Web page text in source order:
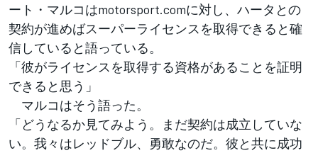
ート・マルコはmotorsport.comに対し、ハータとの
契約が進めばスーパーライセンスを取得できると確
信していると語っている。
「彼がライセンスを取得する資格があることを証明
できると思う」
マルコはそう語った。
「どうなるか見てみよう。まだ契約は成立していな
い。我々はレッドブル、勇敢なのだ。彼と共に成功